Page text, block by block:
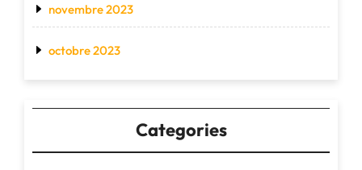
novembre 2023
octobre 2023
Categories